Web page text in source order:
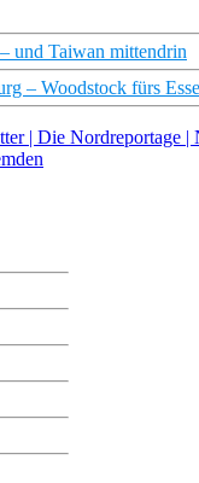
und Taiwan mittendrin
– Woodstock fürs
| Die Nordreportage